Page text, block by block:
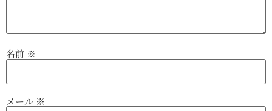
名前 ※
メール ※